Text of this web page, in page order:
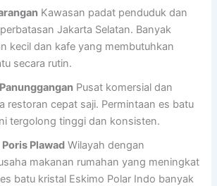
Kawasan padat penduduk dan
Jakarta Selatan. Banyak
kecil dan kafe yang membutuhkan
secara rutin.
Pusat komersial dan
restoran cepat saji. Permintaan es batu
tergolong tinggi dan konsisten.
Plawad Wilayah dengan
makanan rumahan yang meningkat
batu kristal Eskimo Polar Indo banyak